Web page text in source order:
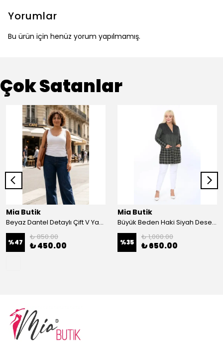
Yorumlar
Bu ürün için henüz yorum yapılmamış.
Çok Satanlar
Mia Butik
Beyaz Dantel Detaylı Çift V Yaka Karşkorse Esnek Bluz
%47
₺ 850.00
₺ 450.00
Mia Butik
Büyük Beden Haki Siyah Desenli Hırka
%35
₺ 1,000.00
₺ 650.00